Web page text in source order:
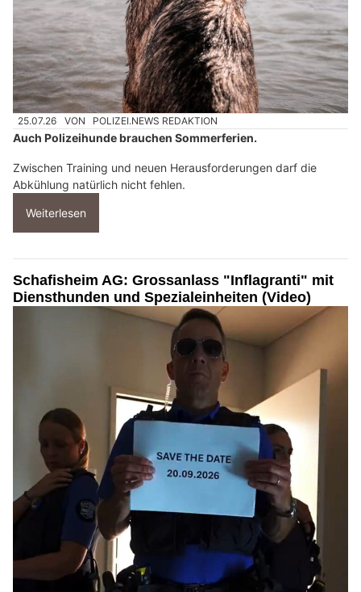
25.07.26 VON POLIZEI.NEWS REDAKTION
Auch Polizeihunde brauchen Sommerferien.
Zwischen Training und neuen Herausforderungen darf die
Abkühlung natürlich nicht fehlen.
Weiterlesen
Schafisheim AG: Grossanlass "Inflagranti" mit
Diensthunden und Spezialeinheiten (Video)